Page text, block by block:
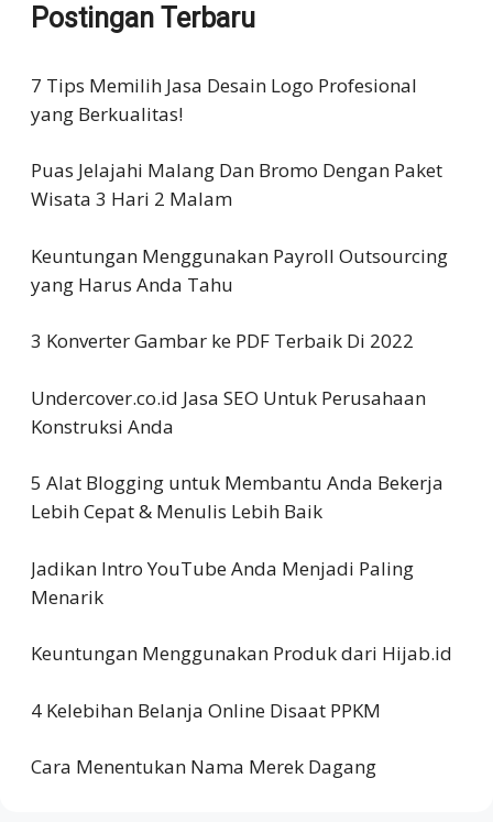
Postingan Terbaru
7 Tips Memilih Jasa Desain Logo Profesional
yang Berkualitas!
Puas Jelajahi Malang Dan Bromo Dengan Paket
Wisata 3 Hari 2 Malam
Keuntungan Menggunakan Payroll Outsourcing
yang Harus Anda Tahu
3 Konverter Gambar ke PDF Terbaik Di 2022
Undercover.co.id Jasa SEO Untuk Perusahaan
Konstruksi Anda
5 Alat Blogging untuk Membantu Anda Bekerja
Lebih Cepat & Menulis Lebih Baik
Jadikan Intro YouTube Anda Menjadi Paling
Menarik
Keuntungan Menggunakan Produk dari Hijab.id
4 Kelebihan Belanja Online Disaat PPKM
Cara Menentukan Nama Merek Dagang